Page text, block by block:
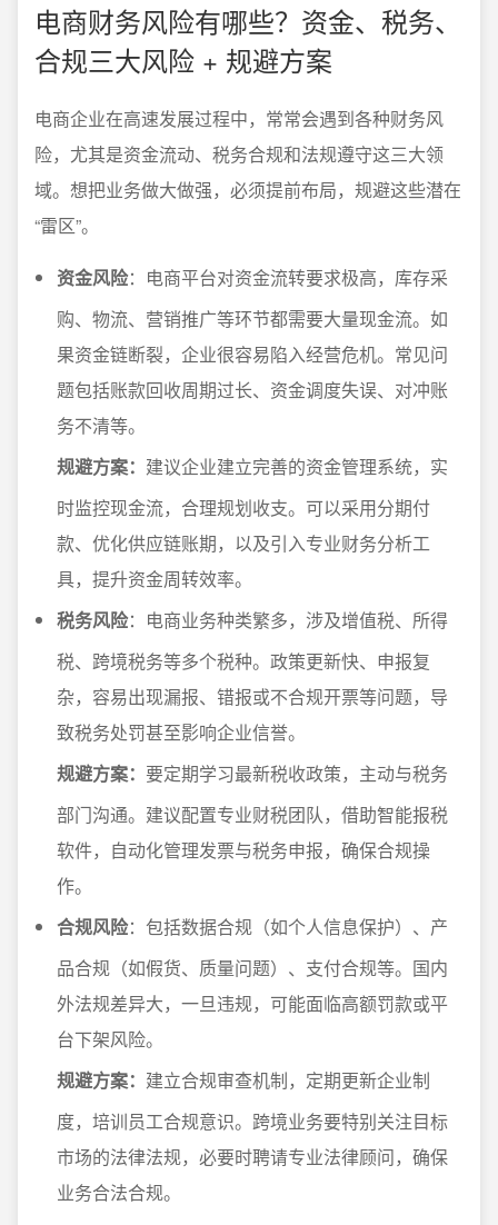
电商财务风险有哪些？资金、税务、
合规三大风险 + 规避方案
电商企业在高速发展过程中，常常会遇到各种财务风
险，尤其是资金流动、税务合规和法规遵守这三大领
域。想把业务做大做强，必须提前布局，规避这些潜在
“雷区”。
资金风险：电商平台对资金流转要求极高，库存采
购、物流、营销推广等环节都需要大量现金流。如
果资金链断裂，企业很容易陷入经营危机。常见问
题包括账款回收周期过长、资金调度失误、对冲账
务不清等。
规避方案： 建议企业建立完善的资金管理系统，实
时监控现金流，合理规划收支。可以采用分期付
款、优化供应链账期，以及引入专业财务分析工
具，提升资金周转效率。
税务风险：电商业务种类繁多，涉及增值税、所得
税、跨境税务等多个税种。政策更新快、申报复
杂，容易出现漏报、错报或不合规开票等问题，导
致税务处罚甚至影响企业信誉。
规避方案： 要定期学习最新税收政策，主动与税务
部门沟通。建议配置专业财税团队，借助智能报税
软件，自动化管理发票与税务申报，确保合规操
作。
合规风险：包括数据合规（如个人信息保护）、产
品合规（如假货、质量问题）、支付合规等。国内
外法规差异大，一旦违规，可能面临高额罚款或平
台下架风险。
规避方案： 建立合规审查机制，定期更新企业制
度，培训员工合规意识。跨境业务要特别关注目标
市场的法律法规，必要时聘请专业法律顾问，确保
业务合法合规。